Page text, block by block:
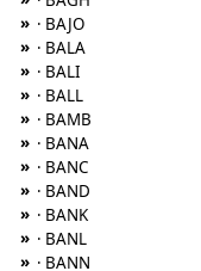
» · BAJO
» · BALA
» · BALI
» · BALL
» · BAMB
» · BANA
» · BANC
» · BAND
» · BANK
» · BANL
» · BANN